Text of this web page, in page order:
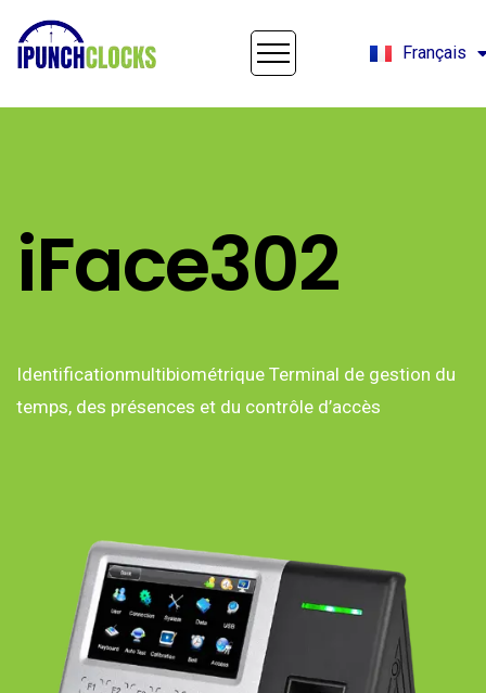
Français
English
iFace302
Identificationmultibiométrique Terminal de gestion du
temps, des présences et du contrôle d’accès